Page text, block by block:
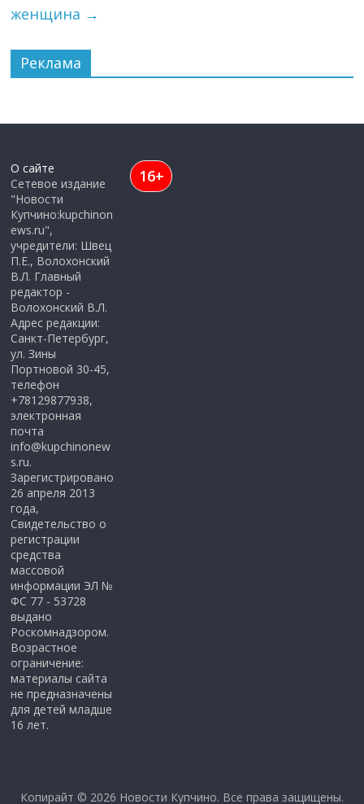
женщина →
Реклама
О сайте
Сетевое издание
"Новости
Купчино:kupchinon
ews.ru",
учредители: Швец
П.Е., Волохонский
В.Л. Главный
редактор -
Волохонский В.Л.
Адрес редакции:
Санкт-Петербург,
ул. Зины
Портновой 30-45,
телефон
+78129877938,
электронная
почта
info@kupchinonew
s.ru.
Зарегистрировано
26 апреля 2013
года,
Свидетельство о
регистрации
средства
массовой
информации ЭЛ №
ФС 77 - 53728
выдано
Роскомнадзором.
Возрастное
ограничение:
материалы сайта
не предназначены
для детей младше
16 лет.
16+
Копирайт © 2026 Новости Купчино. Все права защищены.